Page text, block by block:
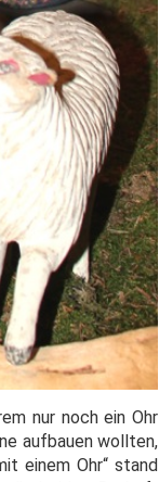
nur noch ein Ohr
aufbauen wollten,
einem Ohr“ stand